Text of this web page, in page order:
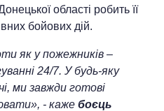
області робить її
бойових дій.
як у пожежників –
24/7. У будь-яку
ми завжди готові
- каже боєць